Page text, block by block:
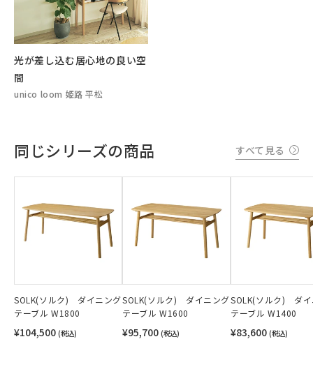
光が差し込む居心地の良い空
間
unico loom 姫路 平松
同じシリーズの商品 すべて見る
SOLK(ソルク) ダイニング
テーブル W1800
¥104,500 (税込)
SOLK(ソルク) ダイニング
テーブル W1600
¥95,700 (税込)
SOLK(ソルク) ダイ
テーブル W1400
¥83,600 (税込)